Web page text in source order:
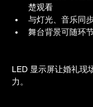
楚观看
与灯光、音乐同
舞台背景可随环
LED 显示屏让婚礼现
力。